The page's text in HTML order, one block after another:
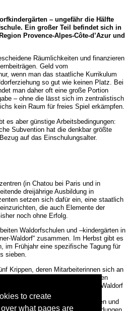
to create
what pages are
– ungefähr die Hälfte
Ein großer Teil befindet sich in
Provence-Alpes-Côte-d’Azur und
Räumlichkeiten und finanzieren
Geld vom
wenn man das staatliche Kurrikulum
so gut wie keinen Platz. Bei
man daher oft eine große Portion
– ohne die lässt sich im zentralistisch
kein Raum für freies Spiel erkämpfen.
es aber günstige Arbeitsbedingungen:
Subvention hat die denkbar größte
auf das Einschulungsalter.
(in Chatou bei Paris und in
dreijährige Ausbildung in
setzen sich dafür ein, eine staatlich
die auch Elemente der
noch ohne Erfolg.
Waldorfschulen und –kindergärten in
Waldorf“ zusammen. Im Herbst gibt es
im Frühjahr eine spezifische Tagung für
sieben.
Krippen, deren Mitarbeiterinnen sich an
Eine Gruppe von 15 ausgebildeten
letzten Jahren eine Fortbildung in Waldorf
Michaela Glöckler und Geseke
veranstaltet regionale Fortbildungen und